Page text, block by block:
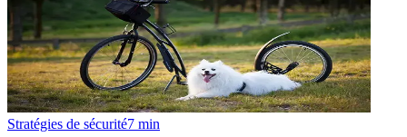
Stratégies de sécurité7 min